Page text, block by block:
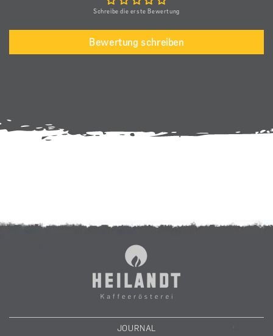
Schreibe die erste Bewertung
Bewertung schreiben
JOURNAL